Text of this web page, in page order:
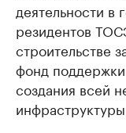
деятельности
резидентов
строительстве
фонд
создания всей
инфраструктуры.